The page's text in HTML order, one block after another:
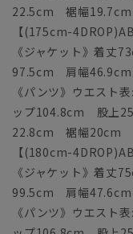
22.5cm 裾幅19.7cm
【(175cm-
《ジャケット》着
97.5cm 肩幅
《パンツ》ウエス
ップ104.8cm 股上
22.8cm 裾幅20cm
【(180cm-
《ジャケット》着
99.5cm 肩幅
《パンツ》ウエス